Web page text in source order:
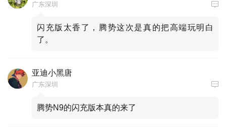
广东深圳
闪充版太香了，腾势这次是真的把高端玩明白
了。
亚迪小黑唐
广东深圳
腾势N9的闪充版本真的来了